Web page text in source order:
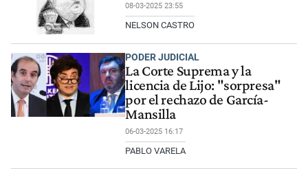
08-03-2025 23:55
NELSON CASTRO
PODER JUDICIAL
La Corte Suprema y la
licencia de Lijo: "sorpresa"
por el rechazo de García-
Mansilla
06-03-2025 16:17
PABLO VARELA